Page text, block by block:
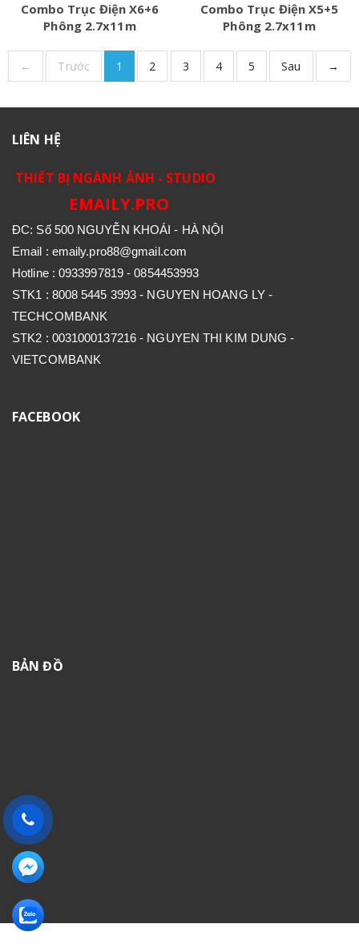
Combo Trục Điện X6+6
Phông 2.7x11m
Combo Trục Điện X5+5
Phông 2.7x11m
← Trước 1 2 3 4 5 Sau →
LIÊN HỆ
THIẾT BỊ NGÀNH ẢNH - STUDIO
EMAILY.PRO
ĐC: Số 500 NGUYỄN KHOÁI - HÀ NỘI
Email : emaily.pro88@gmail.com
Hotline : 0933997819 - 0854453993
STK1 : 8008 5445 3993 - NGUYEN HOANG LY -
TECHCOMBANK
STK2 : 0031000137216 - NGUYEN THI KIM DUNG -
VIETCOMBANK
FACEBOOK
BẢN ĐỒ